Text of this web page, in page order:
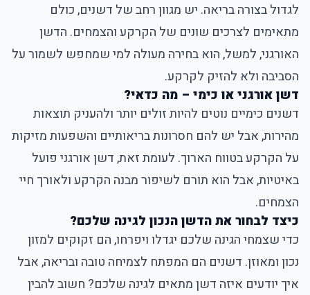
לגדול בצורה בריאה. יש מגוון רחב של דשנים, כולם
מתאימים לצרכים שונים של הקרקע והצמחים. הדשן
האורגני, למשל, הוא בחירה מעולה למי שמחפש לשמור על
הסביבה ולא להזיק לקרקע.
דשן אורגני או כימי – מה כדאי?
דשנים כימיים נוטים להיות זולים יותר ולהעניק תוצאות
מהירות, אבל יש להם חסרונות בריאותיים והשפעות מזיקות
על הקרקע בטווח הארוך. לעומת זאת, דשן אורגני פועל
באיטיות, אבל הוא תורם לשיפור מבנה הקרקע ולאורך חיי
הצמחים.
כיצד לבחור את הדשן הנכון לגינה שלכם?
כדי שצמחי הגינה שלכם יגדלו ויפרחו, הם זקוקים למזון
נכון ומאוזן. דשנים הם המפתח לצמיחה טובה ובריאה, אבל
איך יודעים איזה דשן מתאים לגינה שלכם? חשוב להבין